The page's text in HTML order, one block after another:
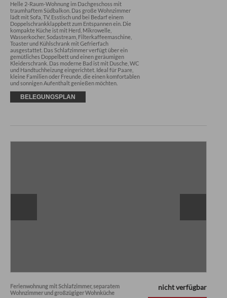
Helle 2-Raum-Wohnung im Dachgeschoss mit
traumhaftem Südbalkon. Das große Wohnzimmer
lädt mit Sofa, TV, Esstisch und bei Bedarf einem
Doppelschrankklappbett zum Entspannen ein. Die
kompakte Küche ist mit Herd, Mikrowelle,
Wasserkocher, Sodastream, Filterkaffeemaschine,
Toaster und Kühlschrank mit Gefrierfach
ausgestattet. Das Schlafzimmer verfügt über ein
gemütliches Doppelbett und einen geräumigen
Kleiderschrank. Das moderne Bad ist mit Dusche, WC
und Handtuchheizung eingerichtet. Ideal für Paare,
kleine Familien oder Freunde, die einen komfortablen
und sonnigen Aufenthalt genießen möchten.
BELEGUNGSPLAN
Ferienwohnung mit Schlafzimmer, separatem
Wohnzimmer und großzügiger Wohnküche
nicht verfügbar